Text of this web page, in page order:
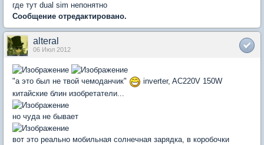
где тут dual sim непонятно
Сообщение отредактировано.
alteral
06 Июл 2012
"а это был не твой чемоданчик"
inverter, AC220V 150W
китайские блин изобретатели...
но чуда не бывает
вот это реально мобильная солнечная зарядка, в коробочки